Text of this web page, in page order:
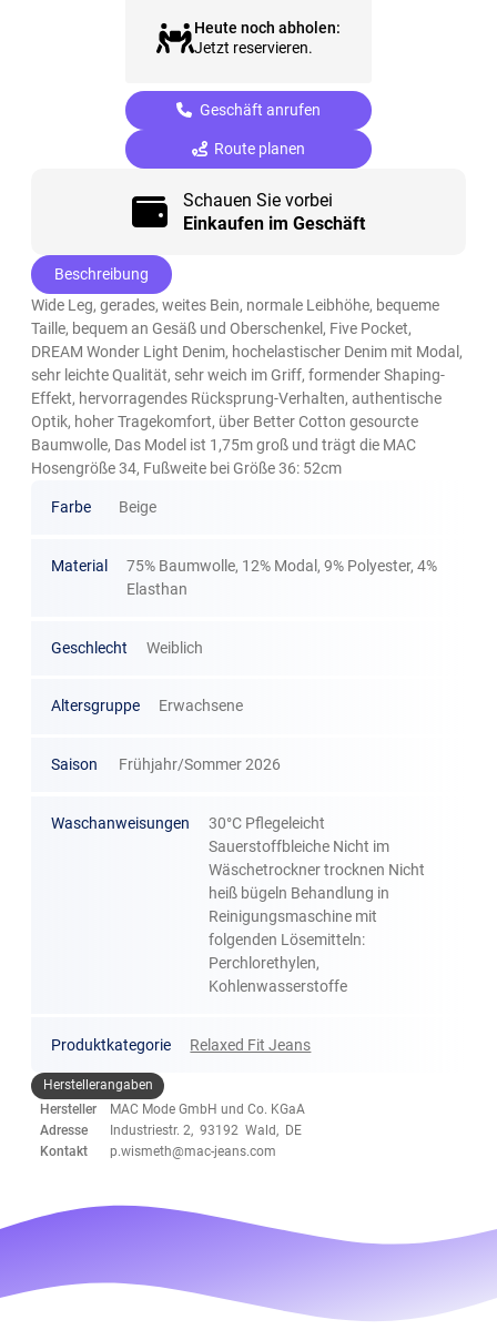
Heute noch abholen:
Jetzt reservieren.
Geschäft anrufen
Route planen
Schauen Sie vorbei
Einkaufen im Geschäft
Beschreibung
Wide Leg, gerades, weites Bein, normale Leibhöhe, bequeme
Taille, bequem an Gesäß und Oberschenkel, Five Pocket,
DREAM Wonder Light Denim, hochelastischer Denim mit Modal,
sehr leichte Qualität, sehr weich im Griff, formender Shaping-
Effekt, hervorragendes Rücksprung-Verhalten, authentische
Optik, hoher Tragekomfort, über Better Cotton gesourcte
Baumwolle, Das Model ist 1,75m groß und trägt die MAC
Hosengröße 34, Fußweite bei Größe 36: 52cm
Farbe Beige
Material
75% Baumwolle, 12% Modal, 9% Polyester, 4%
Elasthan
Geschlecht Weiblich
Altersgruppe Erwachsene
Saison Frühjahr/Sommer 2026
Waschanweisungen
30°C Pflegeleicht
Sauerstoffbleiche Nicht im
Wäschetrockner trocknen Nicht
heiß bügeln Behandlung in
Reinigungsmaschine mit
folgenden Lösemitteln:
Perchlorethylen,
Kohlenwasserstoffe
Produktkategorie Relaxed Fit Jeans
Herstellerangaben
Hersteller
MAC Mode GmbH und Co. KGaA
Adresse
Industriestr. 2, 93192 Wald, DE
Kontakt
p.wismeth@mac-jeans.com